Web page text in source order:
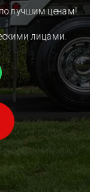
лучшим ценам!
лицами.